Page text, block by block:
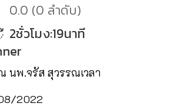
0.0 (0 ลำดับ)
2ชั่วโมง:19นาที
นพ.จรัส สุวรรณเวลา
2022